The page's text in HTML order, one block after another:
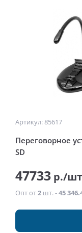
Артикул: 85617
Переговорное
SD
47733 р./шт
Опт от2 шт. -45